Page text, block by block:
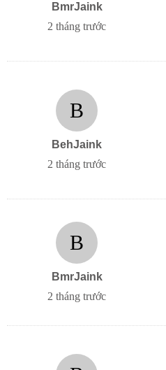
BmrJaink
2 tháng trước
B
BehJaink
2 tháng trước
B
BmrJaink
2 tháng trước